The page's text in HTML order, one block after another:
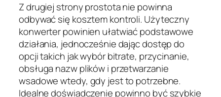
Z drugiej strony prostota nie powinna
odbywać się kosztem kontroli. Użyteczny
konwerter powinien ułatwiać podstawowe
działania, jednocześnie dając dostęp do
opcji takich jak wybór bitrate, przycinanie,
obsługa nazw plików i przetwarzanie
wsadowe wtedy, gdy jest to potrzebne.
Idealne doświadczenie powinno być szybkie